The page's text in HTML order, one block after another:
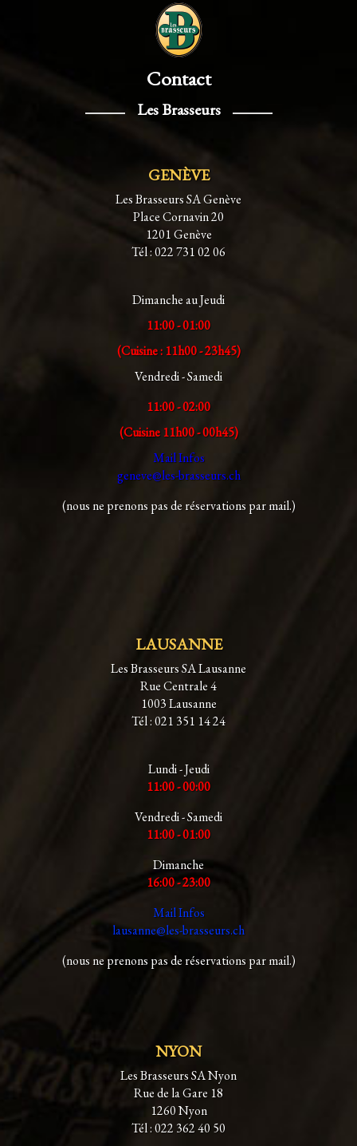
Contact
Les Brasseurs
GENÈVE
Les Brasseurs SA Genève
Place Cornavin 20
1201 Genève
Tél : 022 731 02 06
Dimanche au Jeudi
11:00 - 01:00
(Cuisine : 11h00 - 23h45)
Vendredi - Samedi
11:00 - 02:00
(Cuisine 11h00 - 00h45)
Mail Infos
geneve@les-brasseurs.ch
(nous ne prenons pas de réservations par mail.)
LAUSANNE
Les Brasseurs SA Lausanne
Rue Centrale 4
1003 Lausanne
Tél : 021 351 14 24
Lundi - Jeudi
11:00 - 00:00
Vendredi - Samedi
11:00 - 01:00
Dimanche
16:00 - 23:00
Mail Infos
lausanne@les-brasseurs.ch
(nous ne prenons pas de réservations par mail.)
NYON
Les Brasseurs SA Nyon
Rue de la Gare 18
1260 Nyon
Tél : 022 362 40 50